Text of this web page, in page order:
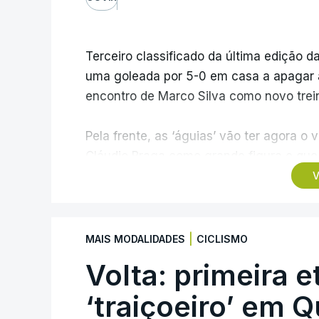
Terceiro classificado da última edição
uma goleada por 5-0 em casa a
encontro de Marco Silva como novo
Pela frente, as ‘águias’ vão ter agora
dos Campeões, depois de serem
Caso se qualifique, o Benfica vai
Azerbaijão, sendo que, em caso de
da Liga Conferência, encontrando os
Viena.
MAIS MODALIDADES CICLISMO
Volta: primeira
‘traiçoeiro’ em